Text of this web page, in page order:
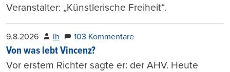
Veranstalter: „Künstlerische Freiheit“.
9.8.2026 lh 103 Kommentare
Von was lebt Vincenz?
Vor erstem Richter sagte er: der AHV. Heute